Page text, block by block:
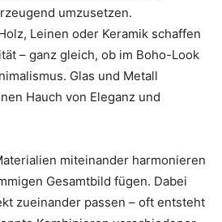
umzusetzen.
Leinen oder Keramik schaffen
– ganz gleich, ob im Boho-Look
Glas und Metall
Hauch von Eleganz und
miteinander harmonieren
Gesamtbild fügen. Dabei
zueinander passen – oft entsteht